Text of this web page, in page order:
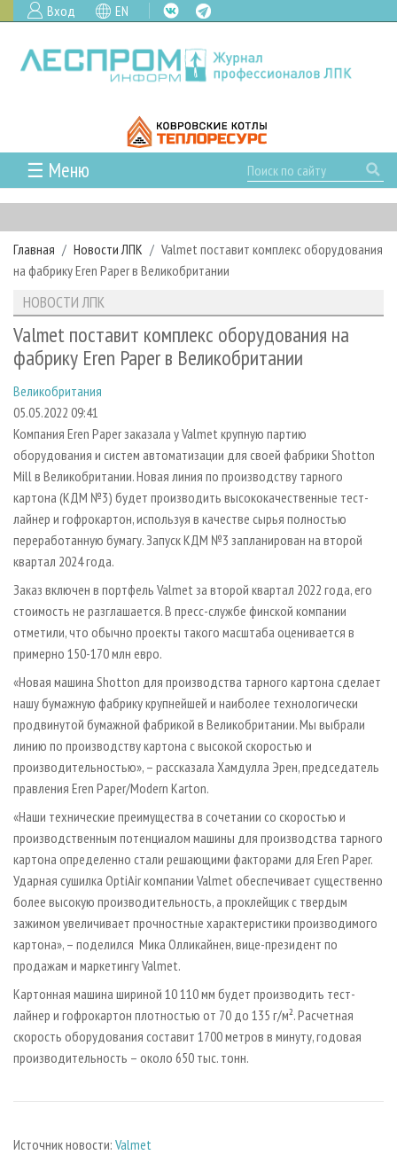
Вход EN
☰ Меню
ГЛАВНАЯ
РУБРИКИ И ТЕМЫ
РУБРИКИ ЖУРНАЛА
ЛЕСОЗАГОТОВКА
ЛЕСОПИЛЕНИЕ
СУШКА ДРЕВЕСИНЫ
ПРОИЗВОДСТВО ДРЕВЕСНЫХ ПЛИТ
ДЕРЕВЯННОЕ ДОМОСТРОЕНИЕ
ПРОИЗВОДСТВО МЕБЕЛИ
БИОЭНЕРГЕТИКА
ЦБП
ИНСТРУМЕНТ И МАТЕРИАЛЫ
НОВОСТИ
НОВОСТИ ЛПК
НОВОСТИ ЖУРНАЛА
ПРОЕКТЫ ЛПИ
АНАЛИТИКА
ПРЕДПРИЯТИЯ ЛПК
ПЕРСОНЫ
МОБИЛЬНЫЕ ВЫСТАВКИ
ОФИЦИАЛЬНЫЕ ДЕЛЕГАЦИИ
ПРИОРИТЕТНЫЕ ИНВЕСТПРОЕКТЫ
RUSSIAN FORESTRY REVIEW
ГАЗЕТА ЛЕСПРОМФОРУМ
БИБЛИОТЕКА СПЕЦИАЛИСТА
АРХИВ
АРХИВ ЖУРНАЛОВ
СТАТЬИ
О ЖУРНАЛЕ
ПОДПИСКА
КОНТАКТЫ
РЕКЛАМОДАТЕЛЯМ
РЕКЛАМА
РЕКЛАМА НА САЙТЕ
Главная Новости ЛПК
Valmet поставит комплекс оборудования
на фабрику Eren Paper в Великобритании
НОВОСТИ ЛПК
Valmet поставит комплекс оборудования на
фабрику Eren Paper в Великобритании
Великобритания
05.05.2022 09:41
Компания Eren Paper заказала у Valmet крупную партию
оборудования и систем автоматизации для своей фабрики Shotton
Mill в Великобритании. Новая линия по производству тарного
картона (КДМ №3) будет производить высококачественные тест-
лайнер и гофрокартон, используя в качестве сырья полностью
переработанную бумагу. Запуск КДМ №3 запланирован на второй
квартал 2024 года.
Заказ включен в портфель Valmet за второй квартал 2022 года, его
стоимость не разглашается. В пресс-службе финской компании
отметили, что обычно проекты такого масштаба оценивается в
примерно 150-170 млн евро.
«Новая машина Shotton для производства тарного картона сделает
нашу бумажную фабрику крупнейшей и наиболее технологически
продвинутой бумажной фабрикой в Великобритании. Мы выбрали
линию по производству картона с высокой скоростью и
производительностью», – рассказала Хамдулла Эрен, председатель
правления Eren Paper/Modern Karton.
«Наши технические преимущества в сочетании со скоростью и
производственным потенциалом машины для производства тарного
картона определенно стали решающими факторами для Eren Paper.
Ударная сушилка OptiAir компании Valmet обеспечивает существенно
более высокую производительность, а проклейщик с твердым
зажимом увеличивает прочностные характеристики производимого
картона», – поделился Мика Олликайнен, вице-президент по
продажам и маркетингу Valmet.
Картонная машина шириной 10 110 мм будет производить тест-
лайнер и гофрокартон плотностью от 70 до 135 г/м². Расчетная
скорость оборудования составит 1700 метров в минуту, годовая
производительность – около 650 тыс. тонн.
Источник новости: Valmet